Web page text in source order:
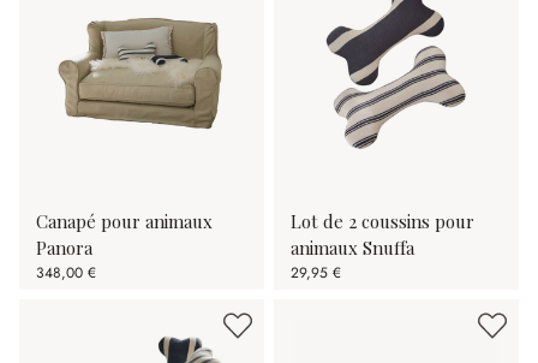
Canapé pour animaux
Panora
348,00 €
Lot de 2 coussins pour
animaux Snuffa
29,95 €